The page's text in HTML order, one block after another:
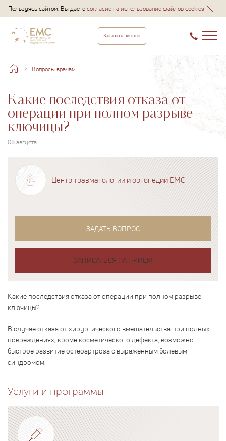
Пользуясь сайтом, Вы даетесогласие на использование файлов cookies
Заказать звонок
Вопросы врачам
Какие последствия отказа от
операции при полном разрыве
ключицы?
08 августа
Центр травматологии и ортопедии EMC
ЗАДАТЬ ВОПРОС
ЗАПИСАТЬСЯ НА ПРИЕМ
Какие последствия отказа от операции при полном разрыве
ключицы?
В случае отказа от хирургического вмешательства при полных
повреждениях, кроме косметического дефекта, возможно
быстрое развитие остеоартроза с выраженным болевым
синдромом.
Услуги и программы